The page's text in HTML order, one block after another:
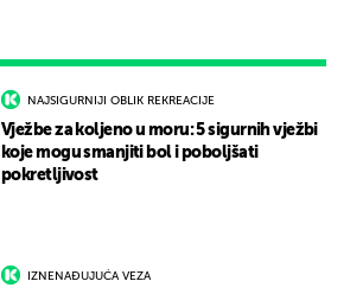
NAJSIGURNIJI OBLIK REKREACIJE
Vježbe za koljeno u moru: 5 sigurnih vježbi
koje mogu smanjiti bol i poboljšati
pokretljivost
IZNENAĐUJUĆA VEZA